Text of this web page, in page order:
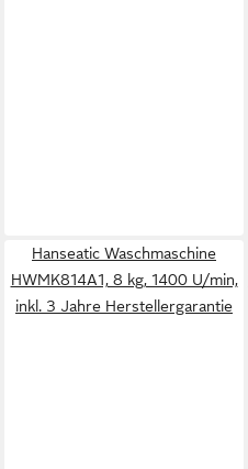
Hanseatic Waschmaschine
HWMK814A1, 8 kg, 1400 U/min,
inkl. 3 Jahre Herstellergarantie